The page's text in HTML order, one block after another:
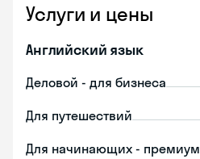
Услуги и цены
Английский язык
Деловой - для бизнеса
Для путешествий
Для начинающих - премиум